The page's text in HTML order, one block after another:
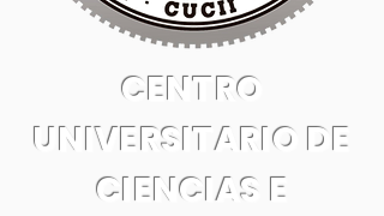
CENTRO
UNIVERSITARIO DE
CIENCIAS E